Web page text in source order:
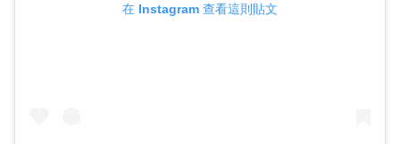
在 Instagram 查看這則貼文